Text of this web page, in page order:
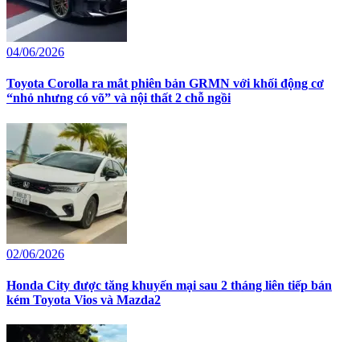
04/06/2026
Toyota Corolla ra mắt phiên bản GRMN với khối động cơ
“nhỏ nhưng có võ” và nội thất 2 chỗ ngồi
02/06/2026
Honda City được tăng khuyến mại sau 2 tháng liên tiếp bán
kém Toyota Vios và Mazda2